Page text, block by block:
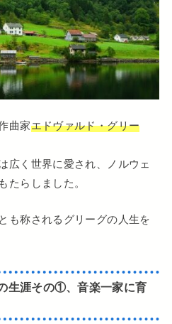
曲家エドヴァルド・グリー
広く世界に愛され、ノルウェ
たらしました。
とも称されるグリーグの人生を
生涯その①、音楽一家に育